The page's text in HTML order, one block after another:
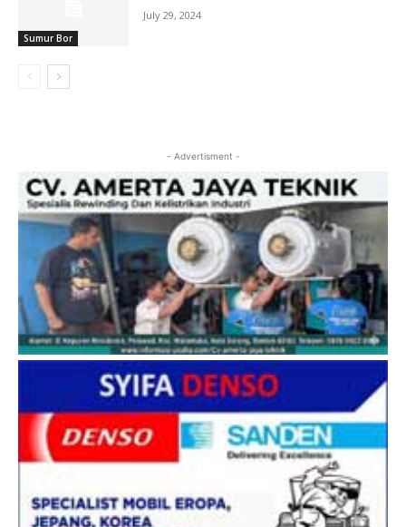
Sumur Bor
July 29, 2024
- Advertisment -